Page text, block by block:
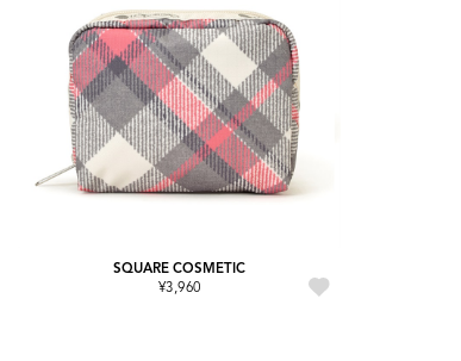
SQUARE COSMETIC
¥3,960